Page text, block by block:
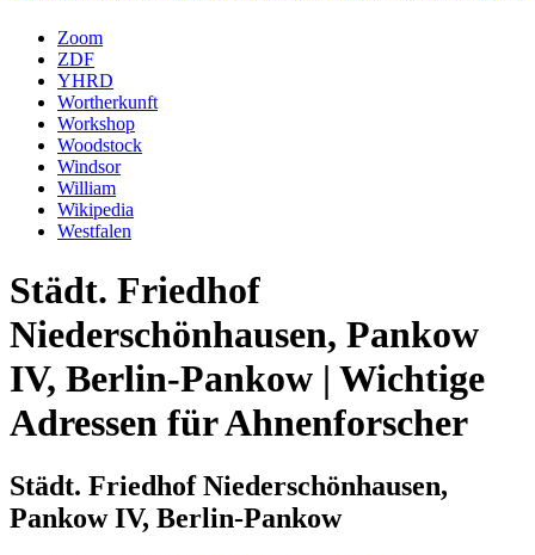
Zoom
ZDF
YHRD
Wortherkunft
Workshop
Woodstock
Windsor
William
Wikipedia
Westfalen
Städt. Friedhof
Niederschönhausen, Pankow
IV, Berlin-Pankow | Wichtige
Adressen für Ahnenforscher
Städt. Friedhof Niederschönhausen,
Pankow IV, Berlin-Pankow